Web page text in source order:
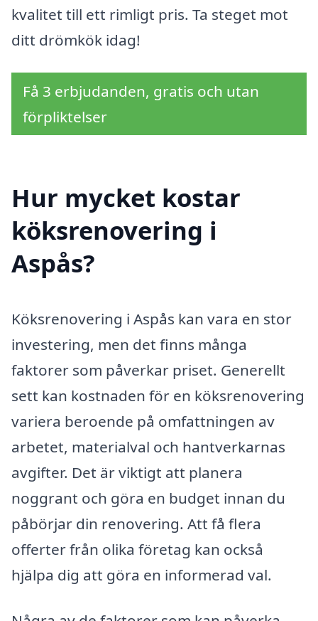
kvalitet till ett rimligt pris. Ta steget mot
ditt drömkök idag!
Få 3 erbjudanden, gratis och utan
förpliktelser
Hur mycket kostar
köksrenovering i
Aspås?
Köksrenovering i Aspås kan vara en stor
investering, men det finns många
faktorer som påverkar priset. Generellt
sett kan kostnaden för en köksrenovering
variera beroende på omfattningen av
arbetet, materialval och hantverkarnas
avgifter. Det är viktigt att planera
noggrant och göra en budget innan du
påbörjar din renovering. Att få flera
offerter från olika företag kan också
hjälpa dig att göra en informerad val.